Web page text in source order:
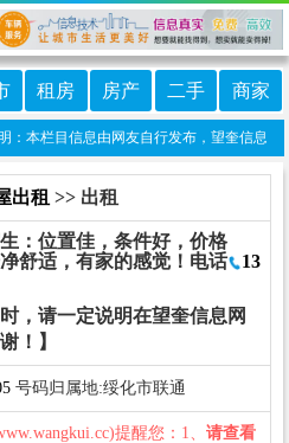
租房 房产 二手 商家
本栏目信息由网友自行发布，望奎信息网
出租 >> 出租
：位置佳，条件好，价格
舒适，有家的感觉！电话
13
时，请一定说明在望奎信息网
！】
号码归属地:绥化市联通
提醒您：1、 请查看